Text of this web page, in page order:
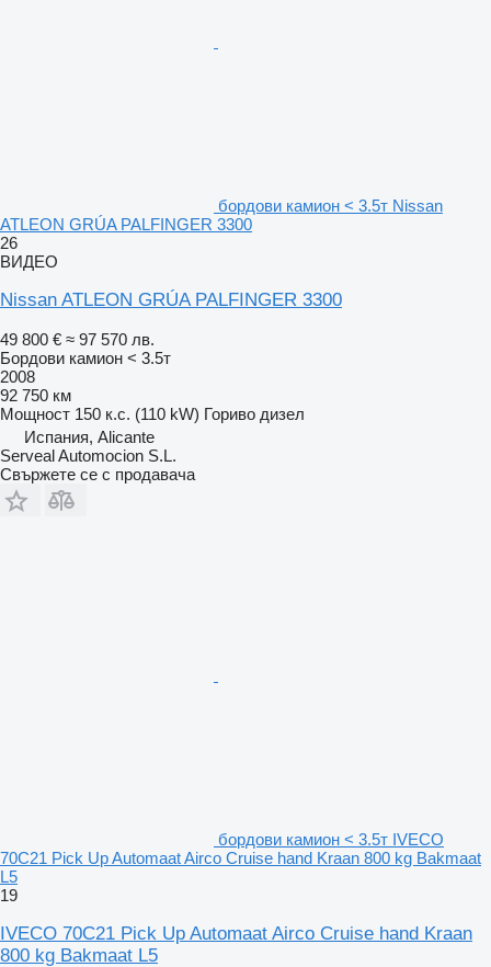
бордови камион < 3.5т Nissan
ATLEON GRÚA PALFINGER 3300
26
ВИДЕО
Nissan ATLEON GRÚA PALFINGER 3300
49 800 € ≈ 97 570 лв.
Бордови камион < 3.5т
2008
92 750 км
Мощност 150 к.с. (110 kW) Гориво дизел
Испания, Alicante
Serveal Automocion S.L.
Свържете се с продавача
бордови камион < 3.5т IVECO
70C21 Pick Up Automaat Airco Cruise hand Kraan 800 kg Bakmaat
L5
19
IVECO 70C21 Pick Up Automaat Airco Cruise hand Kraan
800 kg Bakmaat L5